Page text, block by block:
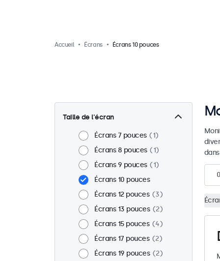
Accueil Écrans Écrans 10 pouces
Taille de l'écran
Écrans 7 pouces
1
Écrans 8 pouces
1
Écrans 9 pouces
1
Écrans 10 pouces
Écrans 12 pouces
3
Écrans 13 pouces
2
Écrans 15 pouces
4
Écrans 17 pouces
2
Écrans 19 pouces
2
0